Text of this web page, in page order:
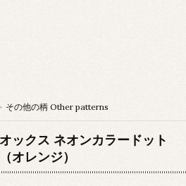
その他の柄 Other patterns
オックス ネオンカラードット
（オレンジ）